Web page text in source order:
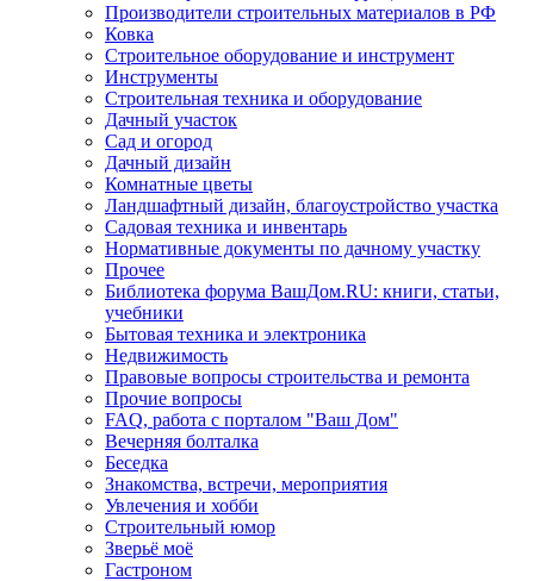
Производители строительных материалов в РФ
Ковка
Строительное оборудование и инструмент
Инструменты
Строительная техника и оборудование
Дачный участок
Сад и огород
Дачный дизайн
Комнатные цветы
Ландшафтный дизайн, благоустройство участка
Садовая техника и инвентарь
Нормативные документы по дачному участку
Прочее
Библиотека форума ВашДом.RU: книги, статьи,
учебники
Бытовая техника и электроника
Недвижимость
Правовые вопросы строительства и ремонта
Прочие вопросы
FAQ, работа с порталом "Ваш Дом"
Вечерняя болталка
Беседка
Знакомства, встречи, мероприятия
Увлечения и хобби
Строительный юмор
Зверьё моё
Гастроном